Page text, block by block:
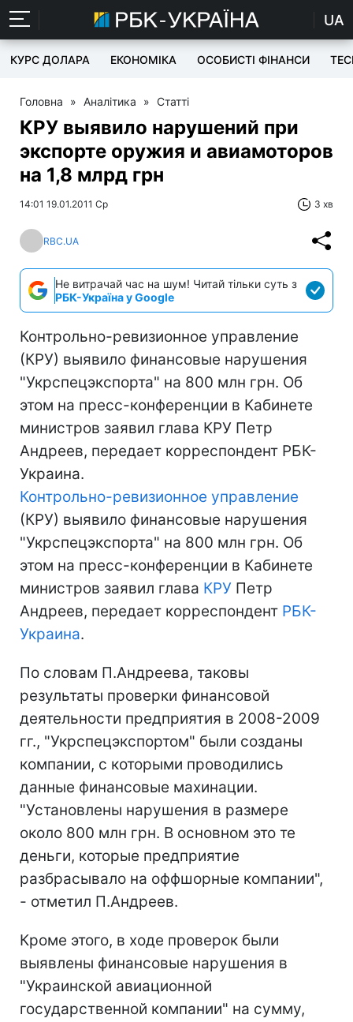
UA
КУРС ДОЛАРА ЕКОНОМІКА ОСОБИСТІ ФІНАНСИ
Головна » Аналітика » Статті
КРУ выявило нарушений при
экспорте оружия и авиамоторов
на 1,8 млрд грн
14:01 19.01.2011 Ср 3 хв
RBC.UA
Не витрачай час на шум! Читай тільки суть з
РБК-Україна у Google
Контрольно-ревизионное управление
(КРУ) выявило финансовые нарушения
"Укрспецэкспорта" на 800 млн грн. Об
этом на пресс-конференции в Кабинете
министров заявил глава КРУ Петр
Андреев, передает корреспондент РБК-
Украина.
Контрольно-ревизионное управление
(КРУ) выявило финансовые нарушения
"Укрспецэкспорта" на 800 млн грн. Об
этом на пресс-конференции в Кабинете
министров заявил глава КРУ Петр
Андреев, передает корреспондент РБК-
Украина.
По словам П.Андреева, таковы
результаты проверки финансовой
деятельности предприятия в 2008-2009
гг., "Укрспецэкспортом" были созданы
компании, с которыми проводились
данные финансовые махинации.
"Установлены нарушения в размере
около 800 млн грн. В основном это те
деньги, которые предприятие
разбрасывало на оффшорные компании",
- отметил П.Андреев.
Кроме этого, в ходе проверок были
выявлены финансовые нарушения в
"Украинской авиационной
государственной компании" на сумму,